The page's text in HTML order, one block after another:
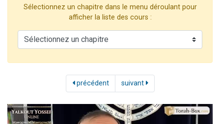
Il reste 49 places pour étudier en groupe sur Zoom
Sélectionnez un chapitre dans le menu déroulant pour
afficher la liste des cours :
précédent suivant